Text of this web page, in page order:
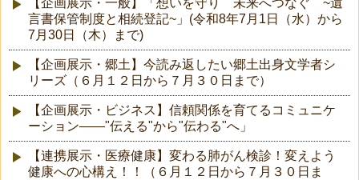
【企画展示・一般】「想いを守り 未来へつなぐ ~遺
言書保管制度と相続登記~」(令和8年7月1日（水）から
7月30日（木）まで)
【企画展示・郷土】今読み返したい郷土出身文学者シ
リーズ（６月１２日から７月３０日まで）
【企画展示・ビジネス】信頼関係を育てるコミュニケ
ーション――"伝える"から"伝わる"へ」
【連携展示・医療健康】変わる肺がん検診！変えよう
健康への心構え！！（６月１２日から７月３０日ま